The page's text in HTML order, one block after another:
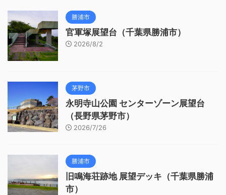
勝浦市
官軍塚展望台（千葉県勝浦市）
2026/8/2
茅野市
永明寺山公園 センターゾーン展望台
（長野県茅野市）
2026/7/26
勝浦市
旧鳴海荘跡地 展望デッキ（千葉県勝浦
市）